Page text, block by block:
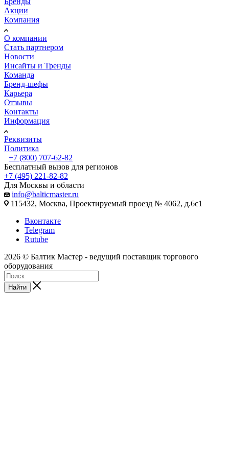
Акции
Компания
О компании
Стать партнером
Новости
Инсайты и Тренды
Команда
Бренд-шефы
Карьера
Отзывы
Контакты
Информация
Реквизиты
Политика
+7 (800) 707-62-82
Бесплатный вызов для регионов
+7 (495) 221-82-82
Для Москвы и области
info@balticmaster.ru
115432, Москва, Проектируемый проезд № 4062, д.6с1
Вконтакте
Telegram
Rutube
2026 © Балтик Мастер - ведущий поставщик торгового
оборудования
Найти